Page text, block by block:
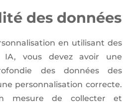
des données
en utilisant des
vous devez avoir une
des données des
personnalisation correcte.
mesure de collecter et